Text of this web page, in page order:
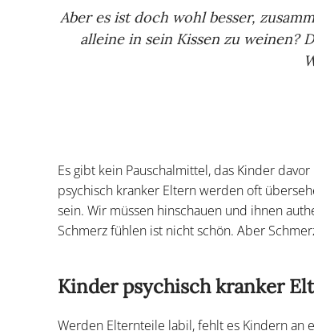
Aber es ist doch wohl besser,
alleine in sein Kissen zu weinen?
Es gibt kein Pauschalmittel, das Kinder
psychisch kranker Eltern werden oft
sein. Wir müssen hinschauen und ihnen
Schmerz fühlen ist nicht schön. Aber
Kinder psychisch kranker
Werden Elternteile labil, fehlt es Kindern